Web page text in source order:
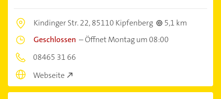
Kindinger Str. 22,85110 Kipfenberg
5,1 km
Geschlossen –Öffnet Montag um 08:00
08465 31 66
Webseite